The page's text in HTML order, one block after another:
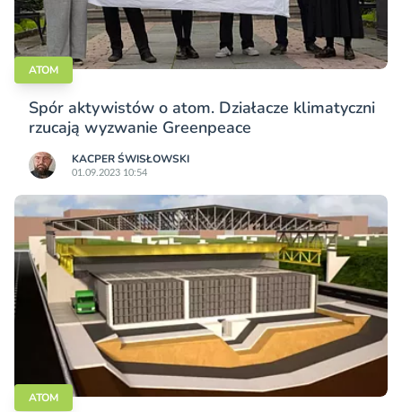
ATOM
Spór aktywistów o atom. Działacze klimatyczni
rzucają wyzwanie Greenpeace
KACPER ŚWISŁO­WSKI
01.09.2023 10:54
ATOM